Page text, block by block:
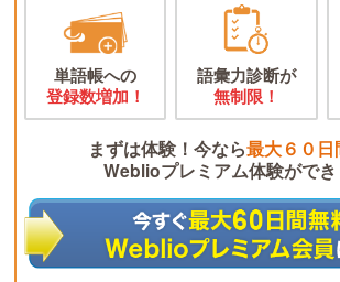
単語帳への
登録数増加！
語彙力診断が
無制限！
まずは体験！今なら最大６０日
Weblioプレミアム体験ができ